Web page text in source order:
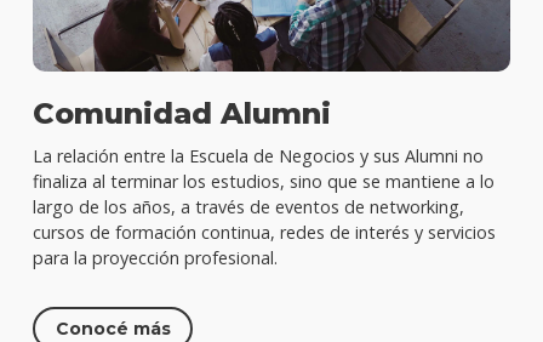
más
Comunidad Alumni
La relación entre la Escuela de Negocios y sus Alumni no
finaliza al terminar los estudios, sino que se mantiene a lo
largo de los años, a través de eventos de networking,
cursos de formación continua, redes de interés y servicios
para la proyección profesional.
Conocé más